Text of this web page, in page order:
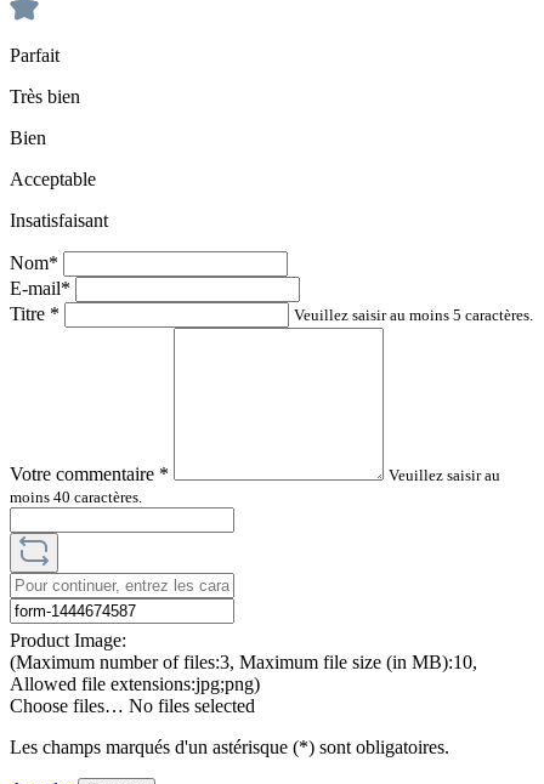
Parfait
Très bien
Bien
Acceptable
Insatisfaisant
Nom*
E-mail*
Titre * Veuillez saisir au moins 5 caractères.
Votre commentaire *
Veuillez saisir au
moins 40 caractères.
Product Image:
(Maximum number of files:3, Maximum file size (in MB):10,
Allowed file extensions:jpg;png)
Choose files… No files selected
Les champs marqués d'un astérisque (*) sont obligatoires.